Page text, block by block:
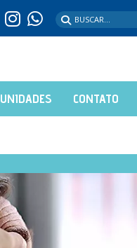
UNIDADES CONTATO